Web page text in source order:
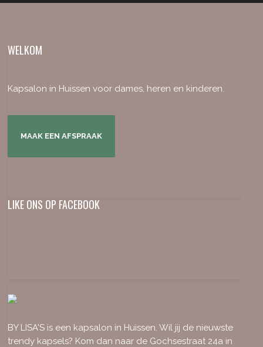
WELKOM
Kapsalon in Huissen voor dames, heren en kinderen.
MAAK EEN AFSPRAAK
LIKE ONS OP FACEBOOK
BY LISA'S is een kapsalon in Huissen. Wil jij de nieuwste
trendy kapsels? Kom dan naar de Gochsestraat 24a in